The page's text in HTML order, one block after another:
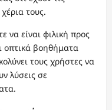
τους.
να είναι φιλική προς
οπτικά βοηθήματα
τους χρήστες να
λύσεις σε